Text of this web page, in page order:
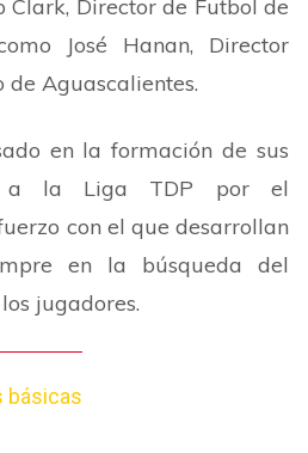
Clark, Director de Futbol de
José Hanan, Director
Aguascalientes.
en la formación de sus
a la Liga TDP por el
con el que desarrollan
en la búsqueda del
jugadores.
básicas